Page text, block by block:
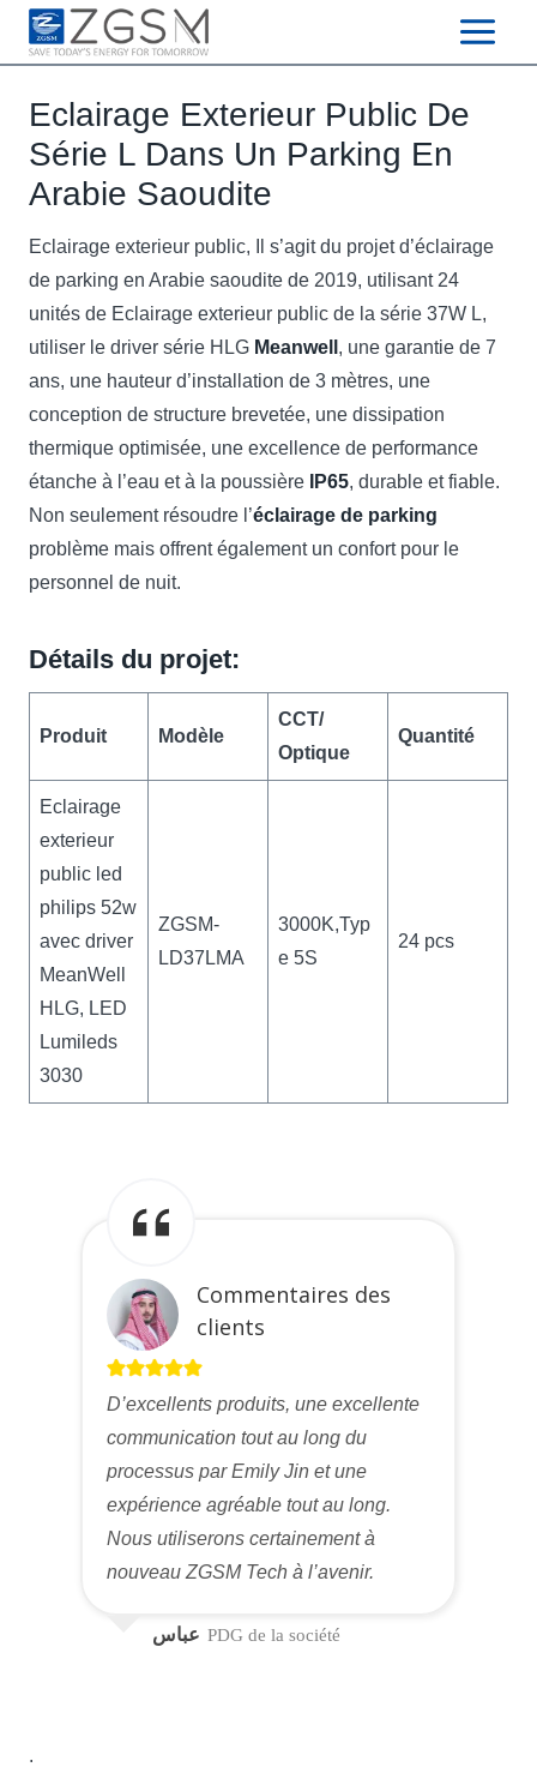
Skip
Eclairage Exterieur Public De
Série L Dans Un Parking En
Arabie Saoudite
Eclairage exterieur public, Il s’agit du projet d’éclairage
de parking en Arabie saoudite de 2019, utilisant 24
unités de Eclairage exterieur public de la série 37W L,
utiliser le driver série HLG Meanwell , une garantie de 7
ans, une hauteur d’installation de 3 mètres, une
conception de structure brevetée, une dissipation
thermique optimisée, une excellence de performance
étanche à l’eau et à la poussière
IP65, durable et fiable.
Non seulement résoudre l’éclairage de parking
problème mais offrent également un confort pour le
personnel de nuit.
Détails du projet:
Produit Modèle
CCT/
Optique
Quantité
Eclairage
exterieur
public led
philips 52w
avec driver
MeanWell
HLG, LED
Lumileds
3030
ZGSM-
LD37LMA
3000K,Typ
e 5S
24 pcs
Commentaires des
clients
D’excellents produits, une excellente
communication tout au long du
processus par Emily Jin et une
expérience agréable tout au long.
Nous utiliserons certainement à
nouveau ZGSM Tech à l’avenir.
عباس PDG de la société
.